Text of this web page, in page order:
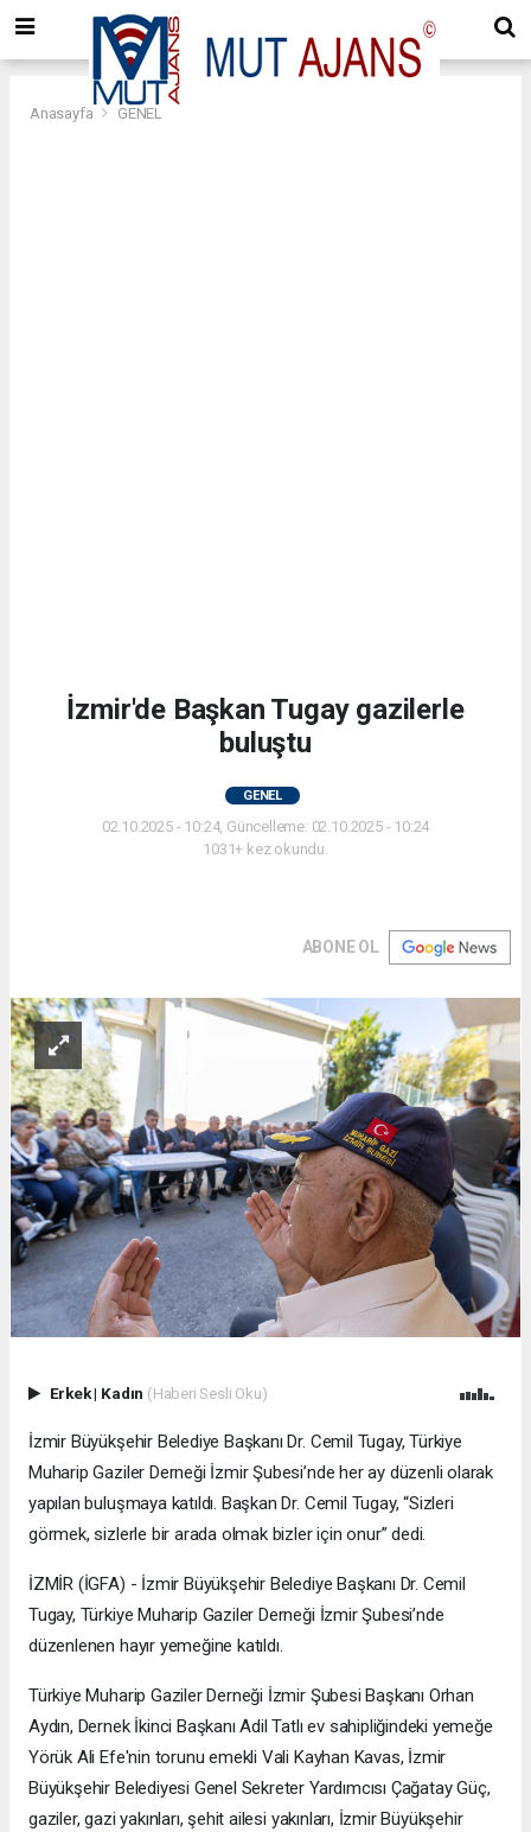
Anasayfa GENEL
İzmir'de Başkan Tugay gazilerle
buluştu
GENEL
02.10.2025 - 10:24, Güncelleme: 02.10.2025 - 10:24
1031+ kez okundu.
ABONE OL
Erkek| Kadın (Haberi Sesli Oku)
İzmir Büyükşehir Belediye Başkanı Dr. Cemil Tugay, Türkiye
Muharip Gaziler Derneği İzmir Şubesi’nde her ay düzenli olarak
yapılan buluşmaya katıldı. Başkan Dr. Cemil Tugay, “Sizleri
görmek, sizlerle bir arada olmak bizler için onur” dedi.
İZMİR (İGFA) - İzmir Büyükşehir Belediye Başkanı Dr. Cemil
Tugay, Türkiye Muharip Gaziler Derneği İzmir Şubesi’nde
düzenlenen hayır yemeğine katıldı.
Türkiye Muharip Gaziler Derneği İzmir Şubesi Başkanı Orhan
Aydın, Dernek İkinci Başkanı Adil Tatlı ev sahipliğindeki yemeğe
Yörük Ali Efe'nin torunu emekli Vali Kayhan Kavas, İzmir
Büyükşehir Belediyesi Genel Sekreter Yardımcısı Çağatay Güç,
gaziler, gazi yakınları, şehit ailesi yakınları, İzmir Büyükşehir